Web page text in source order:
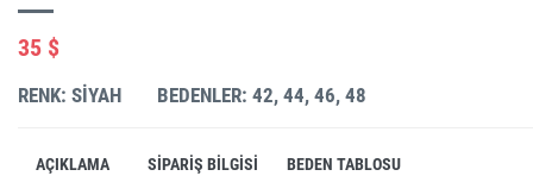
35 $
RENK: SIYAH BEDENLER: 42, 44, 46, 48
AÇIKLAMA SIPARIŞ BILGISI BEDEN TABLOSU